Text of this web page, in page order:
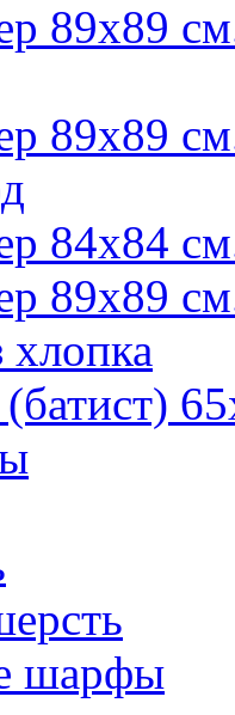
89х89
89х89
84х84
89х89
хлопка
шарфы